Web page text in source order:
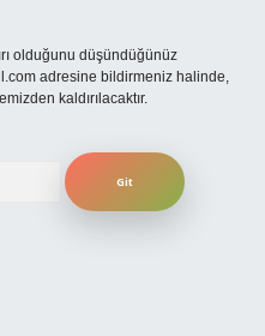
olduğunu düşündüğünüz
adresine bildirmeniz halinde,
kaldırılacaktır.